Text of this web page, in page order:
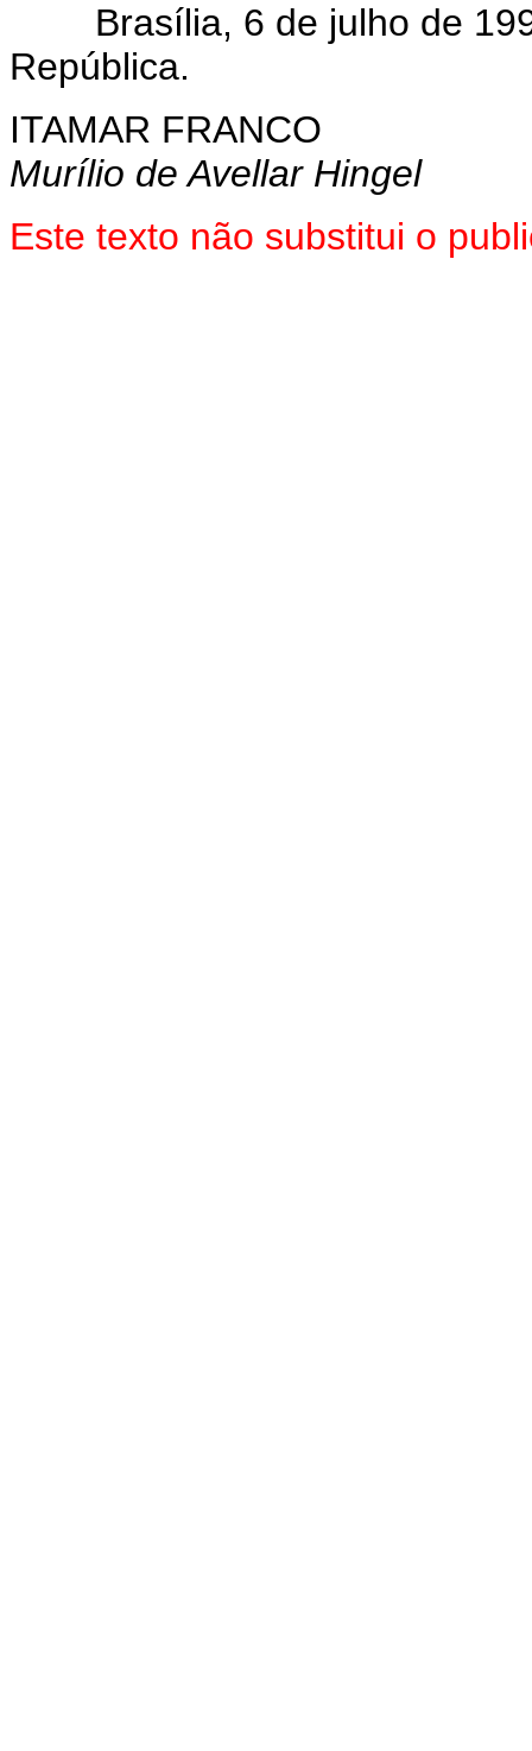
Brasília, 6 de julho de
República.
ITAMAR FRANCO
Murílio de Avellar Hingel
Este texto não substitui o